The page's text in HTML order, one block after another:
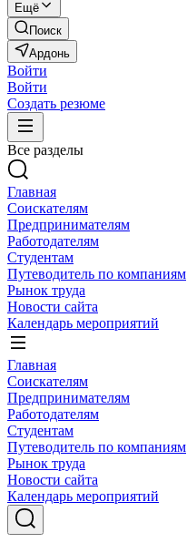
Ещё
Поиск
Ардонь
Войти
Войти
Создать резюме
Все разделы
Главная
Соискателям
Предпринимателям
Работодателям
Студентам
Путеводитель по компаниям
Рынок труда
Новости сайта
Календарь мероприятий
Главная
Соискателям
Предпринимателям
Работодателям
Студентам
Путеводитель по компаниям
Рынок труда
Новости сайта
Календарь мероприятий